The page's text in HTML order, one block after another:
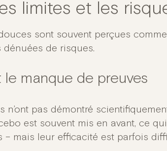
limites et les
sont souvent perçues
dénuées de risques.
le manque de preuves
n’ont pas démontré
est souvent mis en avant, ce
– mais leur efficacité est parfois